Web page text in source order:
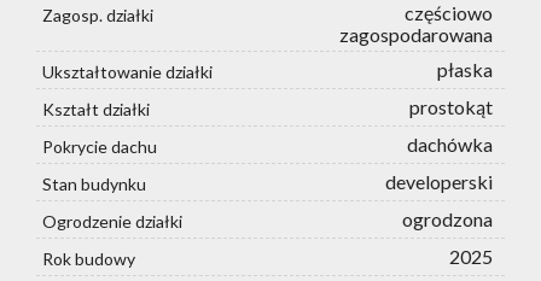
Zagosp. działki
częściowo
zagospodarowana
Ukształtowanie działki płaska
Kształt działki prostokąt
Pokrycie dachu dachówka
Stan budynku developerski
Ogrodzenie działki ogrodzona
Rok budowy 2025